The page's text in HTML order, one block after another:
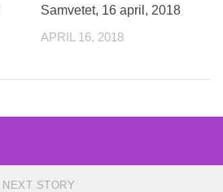
Samvetet, 16 april, 2018
APRIL 16, 2018
NEXT STORY